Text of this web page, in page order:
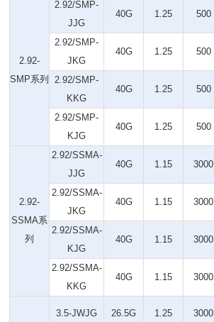
2.92-
SMP系列
2.92/SMP-
JJG
40G 1.25 500
2.92/SMP-
JKG
40G 1.25 500
2.92/SMP-
KKG
40G 1.25 500
2.92/SMP-
KJG
40G 1.25 500
2.92-
SSMA系
列
2.92/SSMA-
JJG
40G 1.15 3000
2.92/SSMA-
JKG
40G 1.15 3000
2.92/SSMA-
KJG
40G 1.15 3000
2.92/SSMA-
KKG
40G 1.15 3000
3.5-JWJG 26.5G 1.25 3000